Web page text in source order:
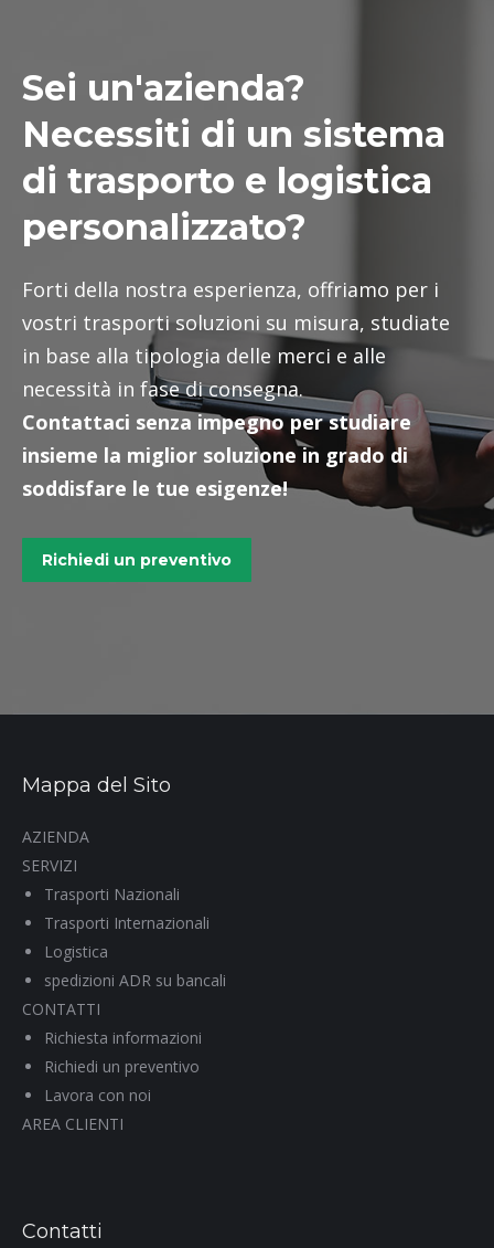
Sei un'azienda?
Necessiti di un sistema
di trasporto e logistica
personalizzato?
Forti della nostra esperienza, offriamo per i
vostri trasporti soluzioni su misura, studiate
in base alla tipologia delle merci e alle
necessità in fase di consegna.
Contattaci senza impegno per studiare
insieme la miglior soluzione in grado di
soddisfare le tue esigenze!
Richiedi un preventivo
Mappa del Sito
AZIENDA
SERVIZI
Trasporti Nazionali
Trasporti Internazionali
Logistica
spedizioni ADR su bancali
CONTATTI
Richiesta informazioni
Richiedi un preventivo
Lavora con noi
AREA CLIENTI
Contatti